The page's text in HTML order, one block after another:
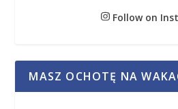
Follow on
MASZ OCHOTĘ NA